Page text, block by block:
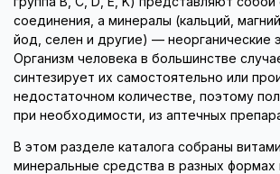
соединения, а минералы (кальций,
йод, селен и другие) — неорганические
Организм человека в большинстве
синтезирует их самостоятельно или
недостаточном количестве, поэтому
при необходимости, из аптечных
В этом разделе каталога собраны
минеральные средства в разных формах